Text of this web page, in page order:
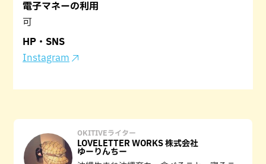
電子マネーの利用
可
HP・SNS
Instagram
OKITIVEライター
LOVELETTER WORKS 株式会社
ゆーりんちー